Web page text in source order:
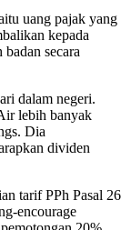
uang pajak yang
kepada
secara
dalam negeri.
lebih banyak
Dia
dividen
tarif PPh Pasal 26
encourage